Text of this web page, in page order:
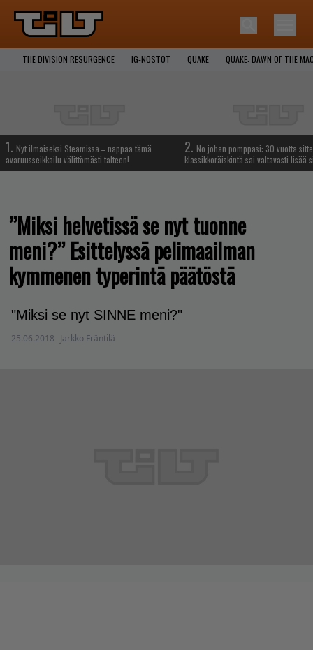
THE DIVISION RESURGENCE IG-NOSTOT QUAKE QUAKE: DAWN OF THE
1. Nyt ilmaiseksi Steamissa – nappaa tämä
avaruusseikkailu välittömästi talteen!
2. No johan pomppasi: 30 vuotta
klassikkoräiskintä sai valtavasti lisää
”Miksi helvetissä se nyt tuonne
meni?” Esittelyssä pelimaailman
kymmenen typerintä päätöstä
"Miksi se nyt SINNE meni?"
25.06.2018 Jarkko Fräntilä